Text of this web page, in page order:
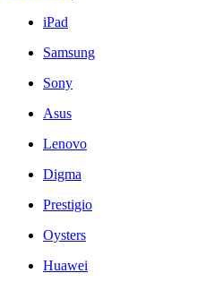
iPad
Samsung
Sony
Asus
Lenovo
Digma
Prestigio
Oysters
Huawei